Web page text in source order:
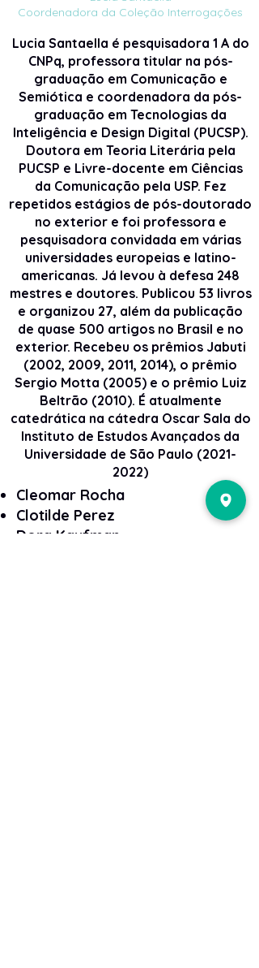
Coordenadora da Coleção Interrogações
Lucia Santaella é pesquisadora 1 A do
CNPq, professora titular na pós-
graduação em Comunicação e
Semiótica e coordenadora da pós-
graduação em Tecnologias da
Inteligência e Design Digital (PUCSP).
Doutora em Teoria Literária pela
PUCSP e Livre-docente em Ciências
da Comunicação pela USP. Fez
repetidos estágios de pós-doutorado
no exterior e foi professora e
pesquisadora convidada em várias
universidades europeias e latino-
americanas. Já levou à defesa 248
mestres e doutores. Publicou 53 livros
e organizou 27, além da publicação
de quase 500 artigos no Brasil e no
exterior. Recebeu os prêmios Jabuti
(2002, 2009, 2011, 2014), o prêmio
Sergio Motta (2005) e o prêmio Luiz
Beltrão (2010). É atualmente
catedrática na cátedra Oscar Sala do
Instituto de Estudos Avançados da
Universidade de São Paulo (2021-
2022)
Nosso Conselho Editorial
Cleomar Rocha
Clotilde Perez
Dora Kaufman